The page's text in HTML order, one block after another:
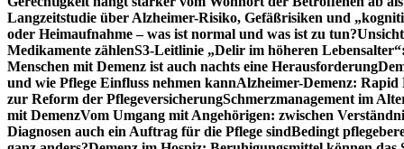
Langzeitstudie über Alzheimer-Risiko, Gefäßrisiken und
oder Heimaufnahme – was ist normal und was ist zu tun?
Medikamente zählenS3-Leitlinie „Delir im höheren
Menschen mit Demenz ist auch nachts eine Herausforderung
und wie Pflege Einfluss nehmen kannAlzheimer-Demenz:
zur Reform der PflegeversicherungSchmerzmanagement im
mit DemenzVom Umgang mit Angehörigen: zwischen
Diagnosen auch ein Auftrag für die Pflege sindBedingt